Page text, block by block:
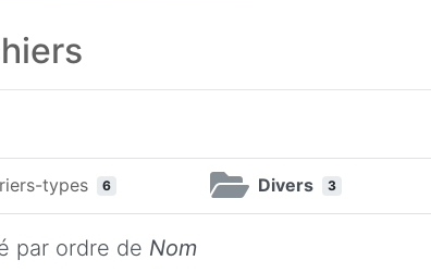
types 6 Divers 3
par ordre de Nom